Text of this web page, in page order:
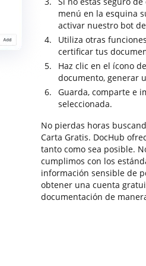
menú en la esquina
activar nuestro bot
Utiliza otras
certificar tus
Haz clic en el ícono
documento, generar
Guarda, comparte e
seleccionada.
No pierdas horas
Carta Gratis. DocHub
tanto como sea posible.
cumplimos con los
información sensible de
obtener una cuenta
documentación de